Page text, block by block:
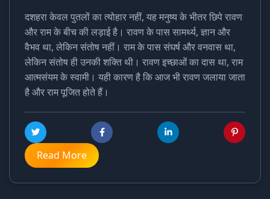
दशहरा केवल पुतलों का त्योहार नहीं, यह मनुष्य के भीतर छिपे रावण
और राम के बीच की लड़ाई है। रावण के पास सामर्थ्य, ज्ञान और
वैभव था, लेकिन संतोष नहीं। राम के पास संघर्ष और वनवास था,
लेकिन संतोष ही उनकी शक्ति थी। रावण इच्छाओं का दास था, राम
आत्मसंयम के स्वामी। यही कारण है कि आज भी रावण जलाया जाता
है और राम पूजित होते हैं।
Read More